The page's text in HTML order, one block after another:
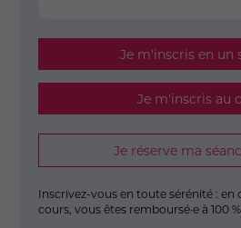
Je m'inscris en un
Je m'inscris au
Je réserve ma
Inscrivez-vous en toute sérénité : en
cours, vous êtes remboursé·e à 100